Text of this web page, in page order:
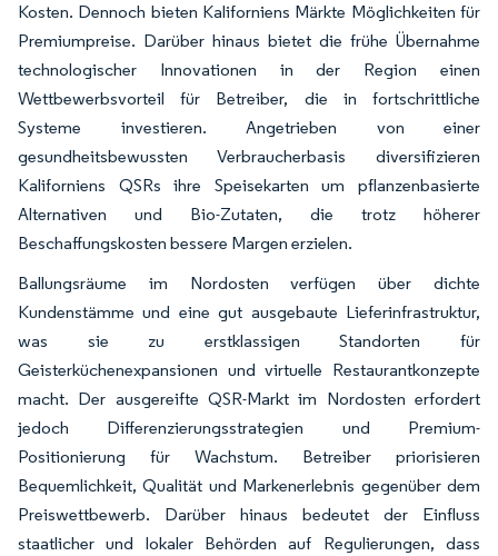
Kosten. Dennoch bieten Kaliforniens Märkte Möglichkeiten für
Premiumpreise. Darüber hinaus bietet die frühe Übernahme
technologischer Innovationen in der Region einen
Wettbewerbsvorteil für Betreiber, die in fortschrittliche
Systeme investieren. Angetrieben von einer
gesundheitsbewussten Verbraucherbasis diversifizieren
Kaliforniens QSRs ihre Speisekarten um pflanzenbasierte
Alternativen und Bio-Zutaten, die trotz höherer
Beschaffungskosten bessere Margen erzielen.
Ballungsräume im Nordosten verfügen über dichte
Kundenstämme und eine gut ausgebaute Lieferinfrastruktur,
was sie zu erstklassigen Standorten für
Geisterküchenexpansionen und virtuelle Restaurantkonzepte
macht. Der ausgereifte QSR-Markt im Nordosten erfordert
jedoch Differenzierungsstrategien und Premium-
Positionierung für Wachstum. Betreiber priorisieren
Bequemlichkeit, Qualität und Markenerlebnis gegenüber dem
Preiswettbewerb. Darüber hinaus bedeutet der Einfluss
staatlicher und lokaler Behörden auf Regulierungen, dass